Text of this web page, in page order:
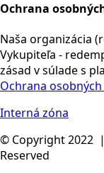
Ochrana
Naša organizácia
Vykupiteľa -
zásad v súlade s
Ochrana
Interná zóna
© Copyright 2022 |
Reserved